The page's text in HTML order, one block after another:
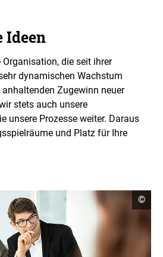
Ideen
Organisation, die seit ihrer
dynamischen Wachstum
Zugewinn neuer
stets auch unsere
unsere Prozesse weiter. Daraus
und Platz für Ihre
C
o
y
©